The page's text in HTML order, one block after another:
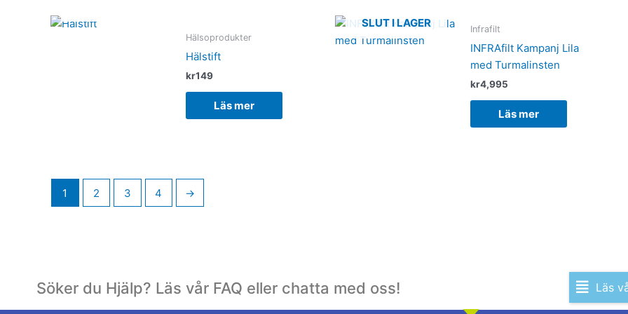
Hälsoprodukter
Hälstift
kr149
Läs mer
SLUT I LAGER Infrafilt
INFRAfilt Kampanj Lila
med Turmalinsten
kr4,995
Läs mer
1 2 3 4 →
Söker du Hjälp? Läs vår FAQ eller chatta med oss! Läs